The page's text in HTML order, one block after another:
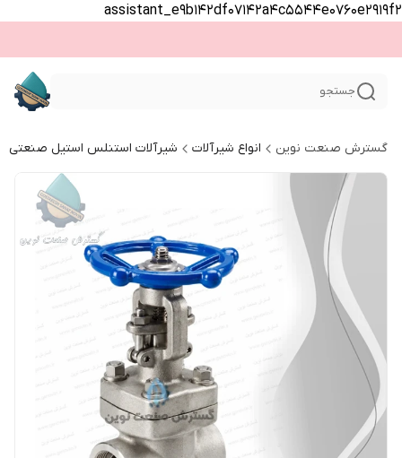
assistant_e9b142df07142a4c5544e0760e2919f2
جستجو
گسترش صنعت نوین انواع شیرآلات شیرآلات استنلس استیل صنعتی